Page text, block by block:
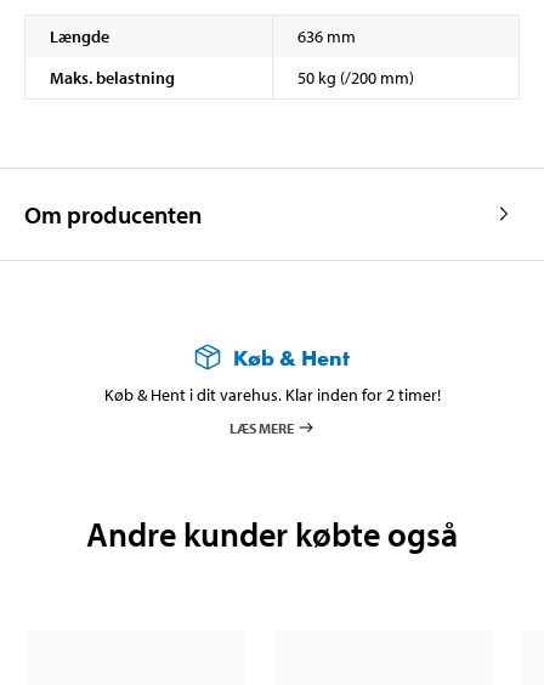
Længde
636 mm
Maks. belastning
50 kg (/200 mm)
Om producenten
Køb & Hent
Køb & Hent i dit varehus. Klar inden for 2 timer!
LÆS MERE
Andre kunder købte også